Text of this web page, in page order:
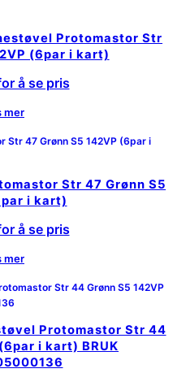
Protomastor Str
(6par i kart)
å se pris
mer
Str 47 Grønn S5
i kart)
å se pris
mer
Protomastor Str 44
i kart) BRUK